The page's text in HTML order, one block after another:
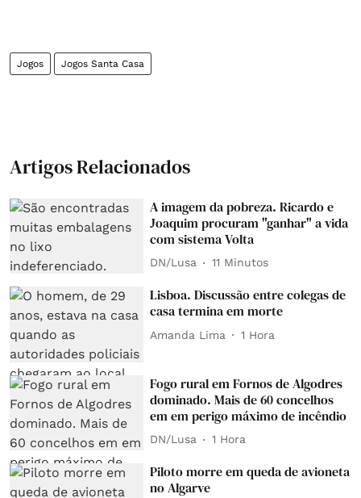
Jogos Jogos Santa Casa
Artigos Relacionados
A imagem da pobreza. Ricardo e
Joaquim procuram "ganhar" a vida
com sistema Volta
DN/Lusa 11 Minutos
Lisboa. Discussão entre colegas de
casa termina em morte
Amanda Lima 1 Hora
Fogo rural em Fornos de Algodres
dominado. Mais de 60 concelhos
em em perigo máximo de incêndio
DN/Lusa 1 Hora
Piloto morre em queda de avioneta
no Algarve